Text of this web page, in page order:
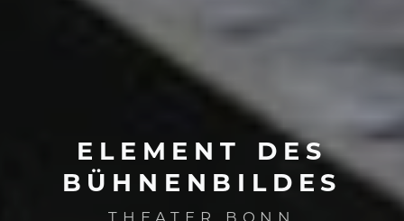
ELEMENT
DES
BÜHNENBILDES